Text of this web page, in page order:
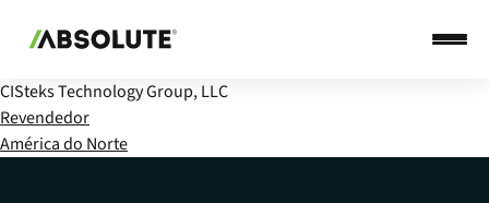
CISteks Technology Group, LLC
Revendedor
América do Norte